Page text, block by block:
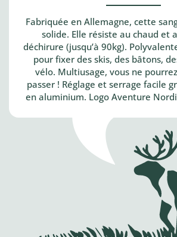
Fabriquée en Allemagne, cette
solide. Elle résiste au chaud et
déchirure (jusqu’à 90kg).
pour fixer des skis, des bâtons,
vélo. Multiusage, vous ne
passer ! Réglage et serrage facile
en aluminium. Logo Aventure